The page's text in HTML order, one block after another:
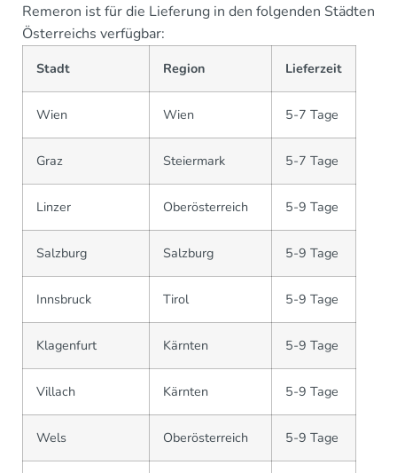
Remeron ist für die Lieferung in den folgenden Städten
Österreichs verfügbar:
Stadt Region Lieferzeit
Wien Wien 5-7 Tage
Graz Steiermark 5-7 Tage
Linzer Oberösterreich 5-9 Tage
Salzburg Salzburg 5-9 Tage
Innsbruck Tirol 5-9 Tage
Klagenfurt Kärnten 5-9 Tage
Villach Kärnten 5-9 Tage
Wels Oberösterreich 5-9 Tage